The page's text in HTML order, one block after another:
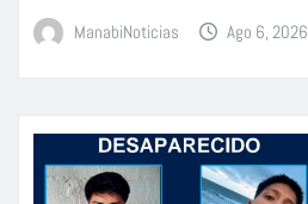
ManabiNoticias Ago 6, 2026